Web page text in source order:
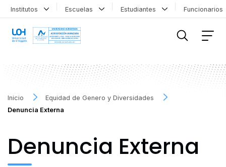
Institutos Escuelas Estudiantes
Inicio
Equidad de Genero y Diversidades
Denuncia Externa
Denuncia Externa